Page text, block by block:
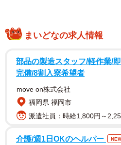
写真を投稿したのは「エマ/
さん（以下、飼い主さん）で、
ンコのはお名まえは「エマ」ち
たばかりのボーダーコリーの女
まいどなの求人情報
部品の製造スタッフ/軽作業/
完備/8割入寮希望者
move on株式会社
福岡県 福岡市
派遣社員：時給1,800円～
介護/週1日OKのヘルパー